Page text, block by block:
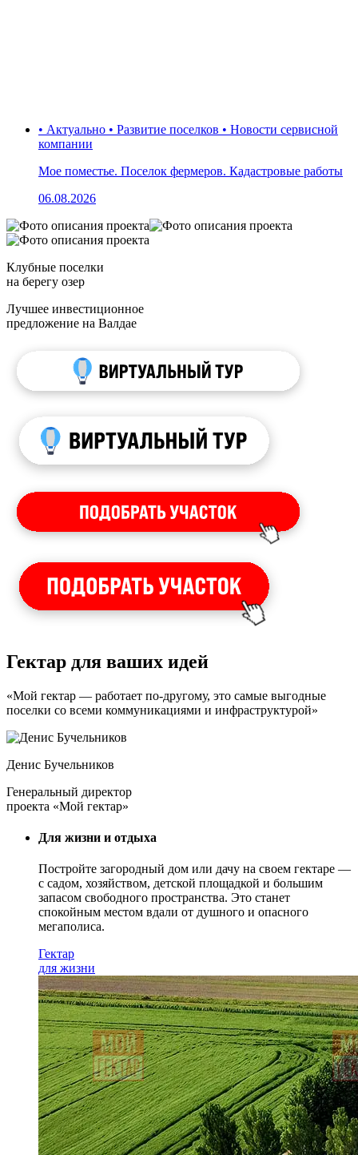
• Актуально • Развитие поселков • Новости сервисной
компании
Мое поместье. Поселок фермеров. Кадастровые работы
06.08.2026
Клубные поселки
на берегу озер
Лучшее инвестиционное
предложение на Валдае
Гектар для ваших идей
«Мой гектар — работает по-другому, это самые выгодные
поселки со всеми коммуникациями и инфраструктурой»
Денис Бучельников
Генеральный директор
проекта «Мой гектар»
Для жизни и отдыха
Постройте загородный дом или дачу на своем гектаре —
с садом, хозяйством, детской площадкой и большим
запасом свободного пространства. Это станет
спокойным местом вдали от душного и опасного
мегаполиса.
Гектар
для жизни